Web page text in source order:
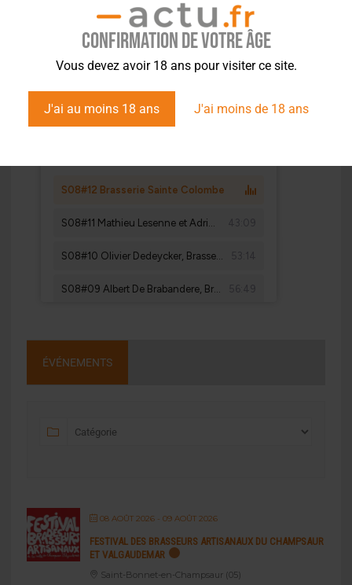
Confirmation de votre âge
Vous devez avoir 18 ans pour visiter ce site.
J'ai au moins 18 ans J'ai moins de 18 ans
ÉVÉNEMENTS
08 AOÛT 2026- 09 AOÛT 2026
FESTIVAL DES BRASSEURS ARTISANAUX DU CHAMPSAUR
ET VALGAUDEMAR
Saint-Bonnet-en-Champsaur (05)